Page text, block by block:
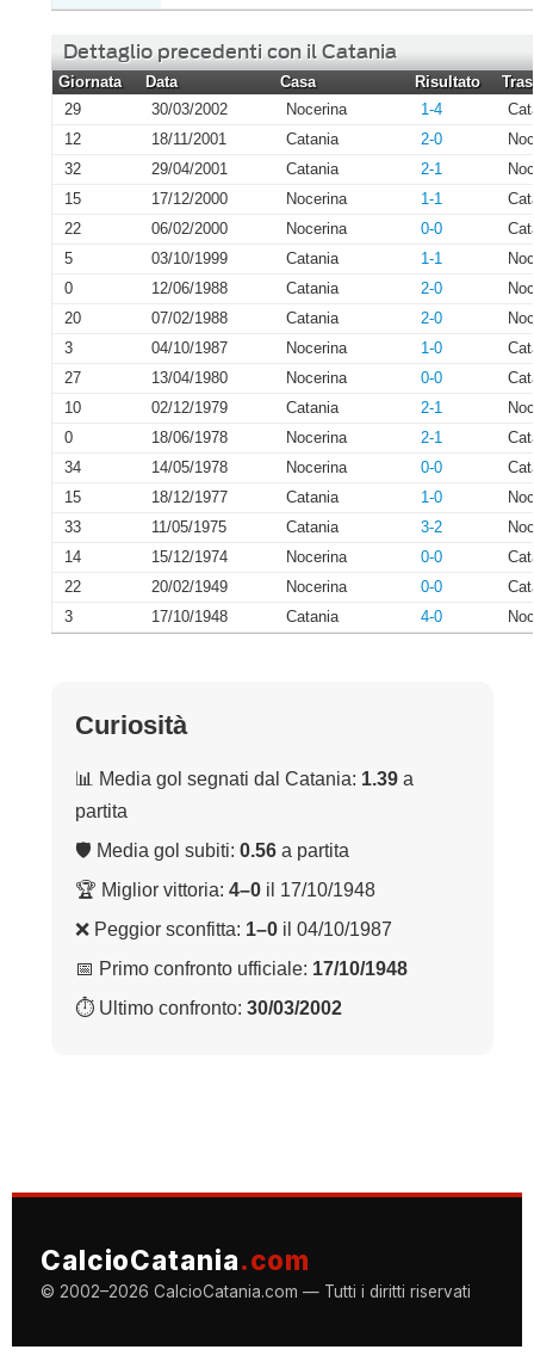
Dettaglio precedenti con il Catania
Giornata Data Casa Risultato
29
30/03/2002 Nocerina 1-4
12
18/11/2001 Catania 2-0
32
29/04/2001 Catania 2-1
15
17/12/2000 Nocerina 1-1
22
06/02/2000 Nocerina 0-0
5
03/10/1999 Catania 1-1
0
12/06/1988 Catania 2-0
20
07/02/1988 Catania 2-0
3
04/10/1987 Nocerina 1-0
27
13/04/1980 Nocerina 0-0
10
02/12/1979 Catania 2-1
0
18/06/1978 Nocerina 2-1
34
14/05/1978 Nocerina 0-0
15
18/12/1977 Catania 1-0
33
11/05/1975 Catania 3-2
14
15/12/1974 Nocerina 0-0
22
20/02/1949 Nocerina 0-0
3
17/10/1948 Catania 4-0
Curiosità
📊 Media gol segnati dal Catania: 1.39 a
partita
🛡 Media gol subiti: 0.56 a partita
🏆 Miglior vittoria: 4–0 il 17/10/1948
❌ Peggior sconfitta: 1–0 il 04/10/1987
📅 Primo confronto ufficiale: 17/10/1948
⏱ Ultimo confronto: 30/03/2002
CalcioCatania.com
© 2002–2026 CalcioCatania.com — Tutti i diritti riservati